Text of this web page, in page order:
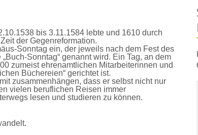
bis 3.11.1584 lebte und 1610 durch
der Gegenreformation.
Sonntag ein, der jeweils nach dem Fest des
Sonntag“ genannt wird. Ein Tag, an dem
zumeist ehrenamtlichen Mitarbeiterinnen und
Büchereien“ gerichtet ist.
zusammenhängen, dass er selbst nicht nur
vielen beruflichen Reisen immer
lesen und studieren zu können.